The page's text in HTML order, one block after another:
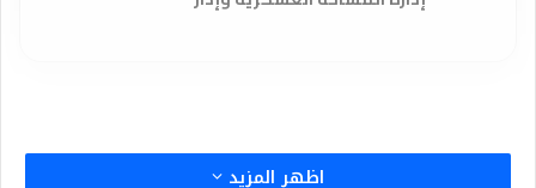
اظهر المزيد